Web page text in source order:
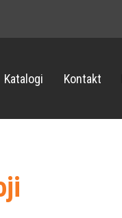
Katalogi Kontakt